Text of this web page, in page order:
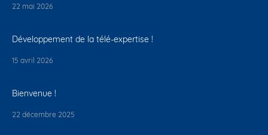
22 mai 2026
Développement de la télé-expertise !
15 avril 2026
Bienvenue !
22 décembre 2025